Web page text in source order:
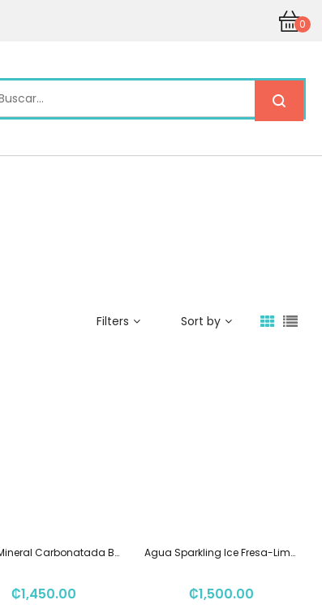
0
Filters Sort by
Agua Mineral Carbonatada Botella 330ml Perrier
₡1,450.00
Agua Sparkling Ice Fresa-Limon 502ml
₡1,500.00